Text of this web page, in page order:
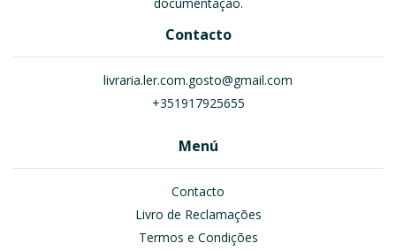
Contacto
livraria.ler.com.gosto@gmail.com
+351917925655
Menú
Contacto
Livro de Reclamações
Termos e Condições